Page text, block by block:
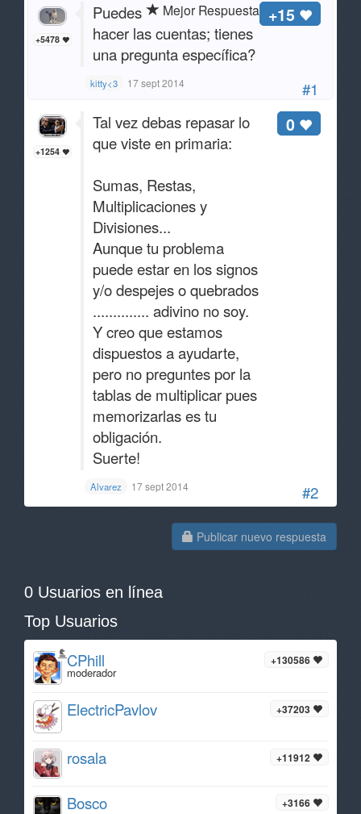
#1
+5478
+15
Mejor Respuesta
Puedes
hacer las cuentas; tienes
una pregunta específica?
kitty<3 17 sept 2014
#2
+1254
0
Tal vez debas repasar lo
que viste en primaria:
Sumas, Restas,
Multiplicaciones y
Divisiones...
Aunque tu problema
puede estar en los signos
y/o despejes o quebrados
.............. adivino no soy.
Y creo que estamos
dispuestos a ayudarte,
pero no preguntes por la
tablas de multiplicar pues
memorizarlas es tu
obligación.
Suerte!
Alvarez 17 sept 2014
Publicar nuevo respuesta
0 Usuarios en línea
Top Usuarios
+130586
CPhill
moderador
+37203
ElectricPavlov
+11912
rosala
+3166
Bosco